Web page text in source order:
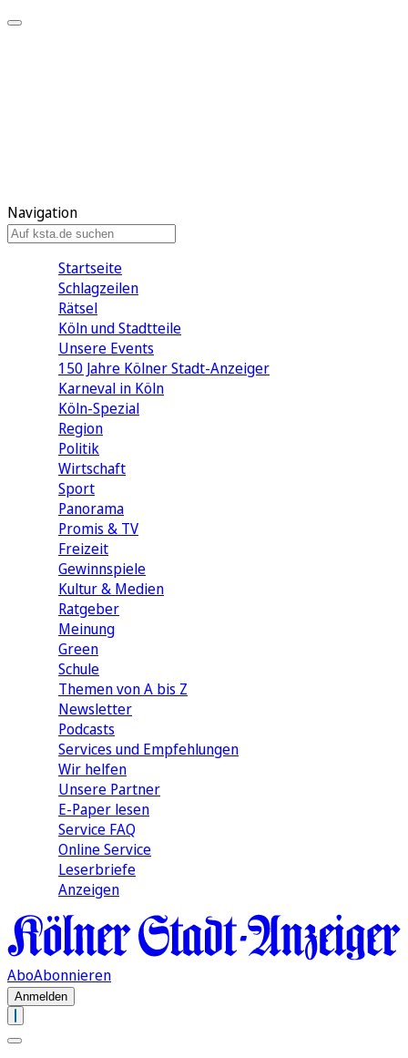
Navigation
Startseite
Schlagzeilen
Rätsel
Köln und Stadtteile
Unsere Events
150 Jahre Kölner Stadt-Anzeiger
Karneval in Köln
Köln-Spezial
Region
Politik
Wirtschaft
Sport
Panorama
Promis & TV
Freizeit
Gewinnspiele
Kultur & Medien
Ratgeber
Meinung
Green
Schule
Themen von A bis Z
Newsletter
Podcasts
Services und Empfehlungen
Wir helfen
Unsere Partner
E-Paper lesen
Service FAQ
Online Service
Leserbriefe
Anzeigen
AboAbonnieren
Anmelden